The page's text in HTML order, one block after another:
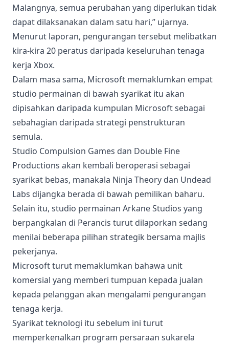
Malangnya, semua perubahan yang diperlukan tidak
dapat dilaksanakan dalam satu hari,” ujarnya.
Menurut laporan, pengurangan tersebut melibatkan
kira-kira 20 peratus daripada keseluruhan tenaga
kerja Xbox.
Dalam masa sama, Microsoft memaklumkan empat
studio permainan di bawah syarikat itu akan
dipisahkan daripada kumpulan Microsoft sebagai
sebahagian daripada strategi penstrukturan
semula.
Studio Compulsion Games dan Double Fine
Productions akan kembali beroperasi sebagai
syarikat bebas, manakala Ninja Theory dan Undead
Labs dijangka berada di bawah pemilikan baharu.
Selain itu, studio permainan Arkane Studios yang
berpangkalan di Perancis turut dilaporkan sedang
menilai beberapa pilihan strategik bersama majlis
pekerjanya.
Microsoft turut memaklumkan bahawa unit
komersial yang memberi tumpuan kepada jualan
kepada pelanggan akan mengalami pengurangan
tenaga kerja.
Syarikat teknologi itu sebelum ini turut
memperkenalkan program persaraan sukarela